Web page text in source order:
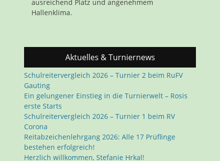
ausreichend Platz und angenehmem
Hallenklima.
Aktuelles & Turniernews
Schulreitervergleich 2026 – Turnier 2 beim RuFV
Gauting
Ein gelungener Einstieg in die Turnierwelt – Rosis
erste Starts
Schulreitervergleich 2026 – Turnier 1 beim RV
Corona
Reitabzeichenlehrgang 2026: Alle 17 Prüflinge
bestehen erfolgreich!
Herzlich willkommen, Stefanie Hrkal!